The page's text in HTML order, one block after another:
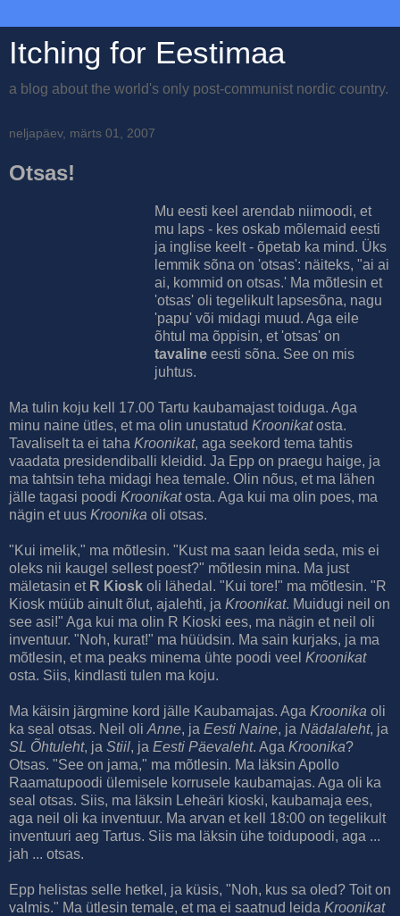
Itching for Eestimaa
a blog about the world's only post-communist nordic country.
neljapäev, märts 01, 2007
Otsas!
Mu eesti keel arendab niimoodi, et
mu laps - kes oskab mõlemaid eesti
ja inglise keelt - õpetab ka mind. Üks
lemmik sõna on 'otsas': näiteks, "ai ai
ai, kommid on otsas.' Ma mõtlesin et
'otsas' oli tegelikult lapsesõna, nagu
'papu' või midagi muud. Aga eile
õhtul ma õppisin, et 'otsas' on
tavaline eesti sõna. See on mis
juhtus.
Ma tulin koju kell 17.00 Tartu kaubamajast toiduga. Aga
minu naine ütles, et ma olin unustatud Kroonikatosta.
Tavaliselt ta ei taha Kroonikat, aga seekord tema tahtis
vaadata presidendiballi kleidid. Ja Epp on praegu haige, ja
ma tahtsin teha midagi hea temale. Olin nõus, et ma lähen
jälle tagasi poodi Kroonikatosta. Aga kui ma olin poes, ma
nägin et uus Kroonika oli otsas.
"Kui imelik," ma mõtlesin. "Kust ma saan leida seda, mis ei
oleks nii kaugel sellest poest?" mõtlesin mina. Ma just
mäletasin et R Kiosk oli lähedal. "Kui tore!" ma mõtlesin. "R
Kiosk müüb ainult õlut, ajalehti, ja Kroonikat. Muidugi neil on
see asi!" Aga kui ma olin R Kioski ees, ma nägin et neil oli
inventuur. "Noh, kurat!" ma hüüdsin. Ma sain kurjaks, ja ma
mõtlesin, et ma peaks minema ühte poodi veel Kroonikat
osta. Siis, kindlasti tulen ma koju.
Ma käisin järgmine kord jälle Kaubamajas. Aga Kroonika oli
ka seal otsas. Neil oli Anne, ja Eesti Naine, ja Nädalaleht, ja
SL Õhtuleht, ja Stiil, ja Eesti Päevaleht. Aga Kroonika?
Otsas. "See on jama," ma mõtlesin. Ma läksin Apollo
Raamatupoodi ülemisele korrusele kaubamajas. Aga oli ka
seal otsas. Siis, ma läksin Leheäri kioski, kaubamaja ees,
aga neil oli ka inventuur. Ma arvan et kell 18:00 on tegelikult
inventuuri aeg Tartus. Siis ma läksin ühe toidupoodi, aga ...
jah ... otsas.
Epp helistas selle hetkel, ja küsis, "Noh, kus sa oled? Toit on
valmis." Ma ütlesin temale, et ma ei saatnud leida Kroonikat